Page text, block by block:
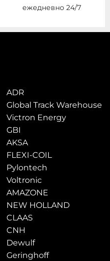
ежедневно 24/7
ADR
Global Track Warehouse
Victron Energy
GBI
AKSA
FLEXI-COIL
Pylontech
Voltronic
AMAZONE
NEW HOLLAND
CLAAS
CNH
Dewulf
Geringhoff